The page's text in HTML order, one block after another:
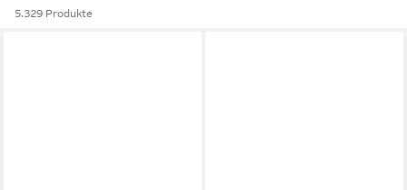
5.329 Produkte